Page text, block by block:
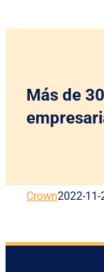
Más de
Crown2022-